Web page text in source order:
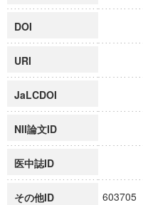
DOI
URI
JaLCDOI
NII論文ID
医中誌ID
その他ID 603705